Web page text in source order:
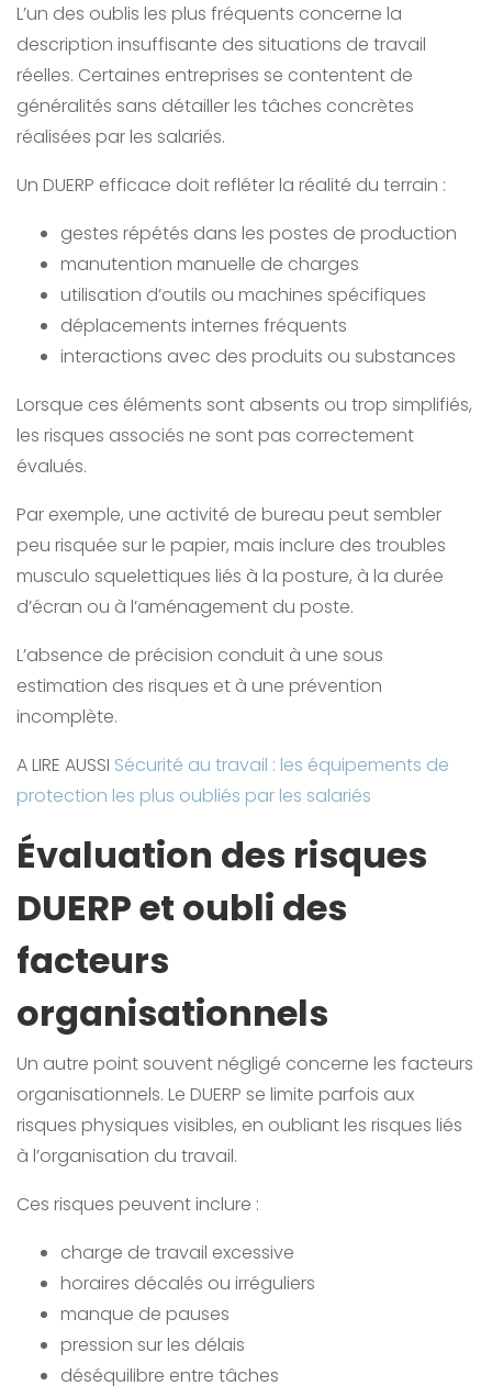
L’un des oublis les plus fréquents concerne la
description insuffisante des situations de travail
réelles. Certaines entreprises se contentent de
généralités sans détailler les tâches concrètes
réalisées par les salariés.
Un DUERP efficace doit refléter la réalité du terrain :
gestes répétés dans les postes de production
manutention manuelle de charges
utilisation d’outils ou machines spécifiques
déplacements internes fréquents
interactions avec des produits ou substances
Lorsque ces éléments sont absents ou trop simplifiés,
les risques associés ne sont pas correctement
évalués.
Par exemple, une activité de bureau peut sembler
peu risquée sur le papier, mais inclure des troubles
musculo squelettiques liés à la posture, à la durée
d’écran ou à l’aménagement du poste.
L’absence de précision conduit à une sous
estimation des risques et à une prévention
incomplète.
A LIRE AUSSI Sécurité au travail : les équipements de
protection les plus oubliés par les salariés
Évaluation des risques
DUERP et oubli des
facteurs
organisationnels
Un autre point souvent négligé concerne les facteurs
organisationnels. Le DUERP se limite parfois aux
risques physiques visibles, en oubliant les risques liés
à l’organisation du travail.
Ces risques peuvent inclure :
charge de travail excessive
horaires décalés ou irréguliers
manque de pauses
pression sur les délais
déséquilibre entre tâches